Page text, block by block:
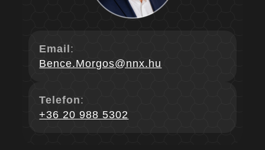
Email:
Bence.Morgos@nnx.hu
Telefon:
+36 20 988 5302